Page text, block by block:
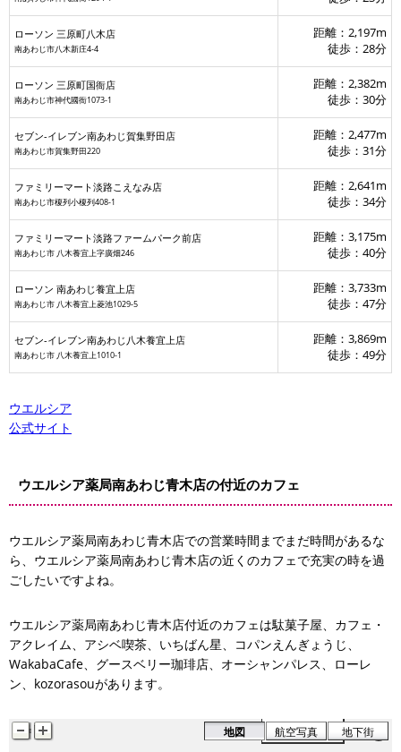
ローソン 三原町八木店
南あわじ市八木新庄4-4
距離：2,197m
徒歩：28分
ローソン 三原町国衙店
南あわじ市神代國衙1073-1
距離：2,382m
徒歩：30分
セブン-イレブン南あわじ賀集野田店
南あわじ市賀集野田220
距離：2,477m
徒歩：31分
ファミリーマート淡路こえなみ店
南あわじ市榎列小榎列408-1
距離：2,641m
徒歩：34分
ファミリーマート淡路ファームパーク前店
南あわじ市 八木養宜上字廣畑246
距離：3,175m
徒歩：40分
ローソン 南あわじ養宜上店
南あわじ市 八木養宜上菱池1029‐5
距離：3,733m
徒歩：47分
セブン-イレブン南あわじ八木養宜上店
南あわじ市 八木養宜上1010-1
距離：3,869m
徒歩：49分
ウエルシア
公式サイト
ウエルシア薬局南あわじ青木店の付近のカフェ
ウエルシア薬局南あわじ青木店での営業時間までまだ時間があるな
ら、ウエルシア薬局南あわじ青木店の近くのカフェで充実の時を過
ごしたいですよね。
ウエルシア薬局南あわじ青木店付近のカフェは駄菓子屋、カフェ・
アクレイム、アシベ喫茶、いちばん星、コパンえんぎょうじ、
WakabaCafe、グースベリー珈琲店、オーシャンパレス、ローレ
ン、kozorasouがあります。
駄菓子屋
カフェ・アクレイム
アシベ喫茶
地図 航空写真 地下街